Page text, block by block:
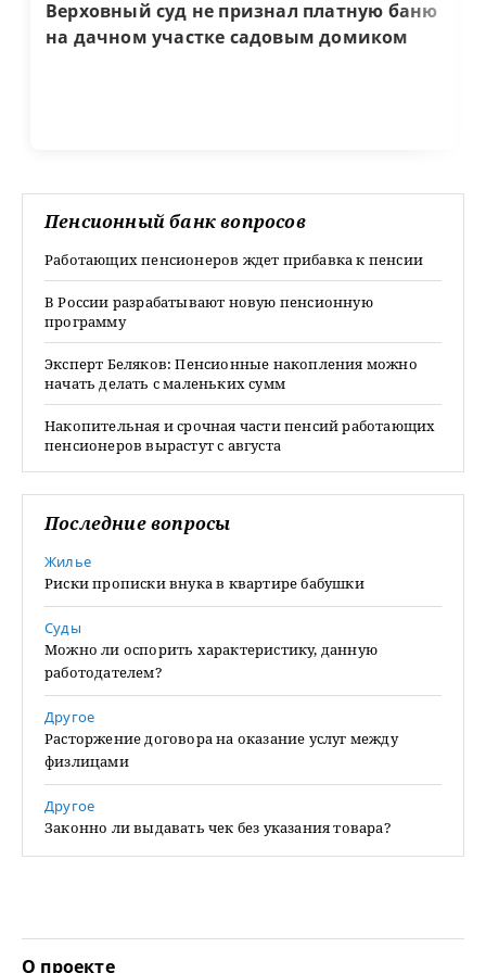
Верховный суд не признал платную баню
на дачном участке садовым домиком
Пенсионный банк вопросов
Работающих пенсионеров ждет прибавка к пенсии
В России разрабатывают новую пенсионную
программу
Эксперт Беляков: Пенсионные накопления можно
начать делать с маленьких сумм
Накопительная и срочная части пенсий работающих
пенсионеров вырастут с августа
Последние вопросы
Жилье
Риски прописки внука в квартире бабушки
Суды
Можно ли оспорить характеристику, данную
работодателем?
Другое
Расторжение договора на оказание услуг между
физлицами
Другое
Законно ли выдавать чек без указания товара?
О проекте